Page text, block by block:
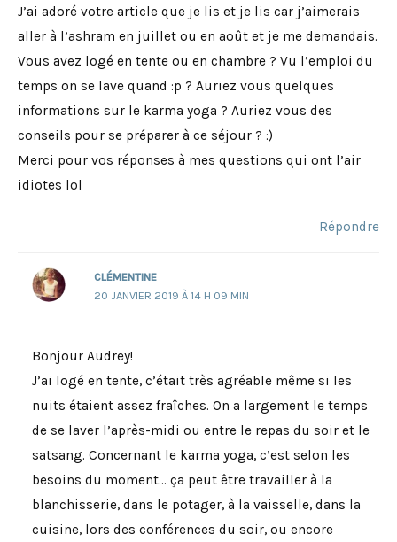
J’ai adoré votre article que je lis et je lis car j’aimerais
aller à l’ashram en juillet ou en août et je me demandais.
Vous avez logé en tente ou en chambre ? Vu l’emploi du
temps on se lave quand :p ? Auriez vous quelques
informations sur le karma yoga ? Auriez vous des
conseils pour se préparer à ce séjour ? :)
Merci pour vos réponses à mes questions qui ont l’air
idiotes lol
Répondre
CLÉMENTINE
20 JANVIER 2019 À 14 H 09 MIN
Bonjour Audrey!
J’ai logé en tente, c’était très agréable même si les
nuits étaient assez fraîches. On a largement le temps
de se laver l’après-midi ou entre le repas du soir et le
satsang. Concernant le karma yoga, c’est selon les
besoins du moment… ça peut être travailler à la
blanchisserie, dans le potager, à la vaisselle, dans la
cuisine, lors des conférences du soir, ou encore